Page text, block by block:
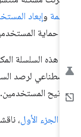
وإبعاد
حماية المستخدمين
هذه السلسلة
لرصد
المستخدمين.
الجزء الأول، ناقشنا